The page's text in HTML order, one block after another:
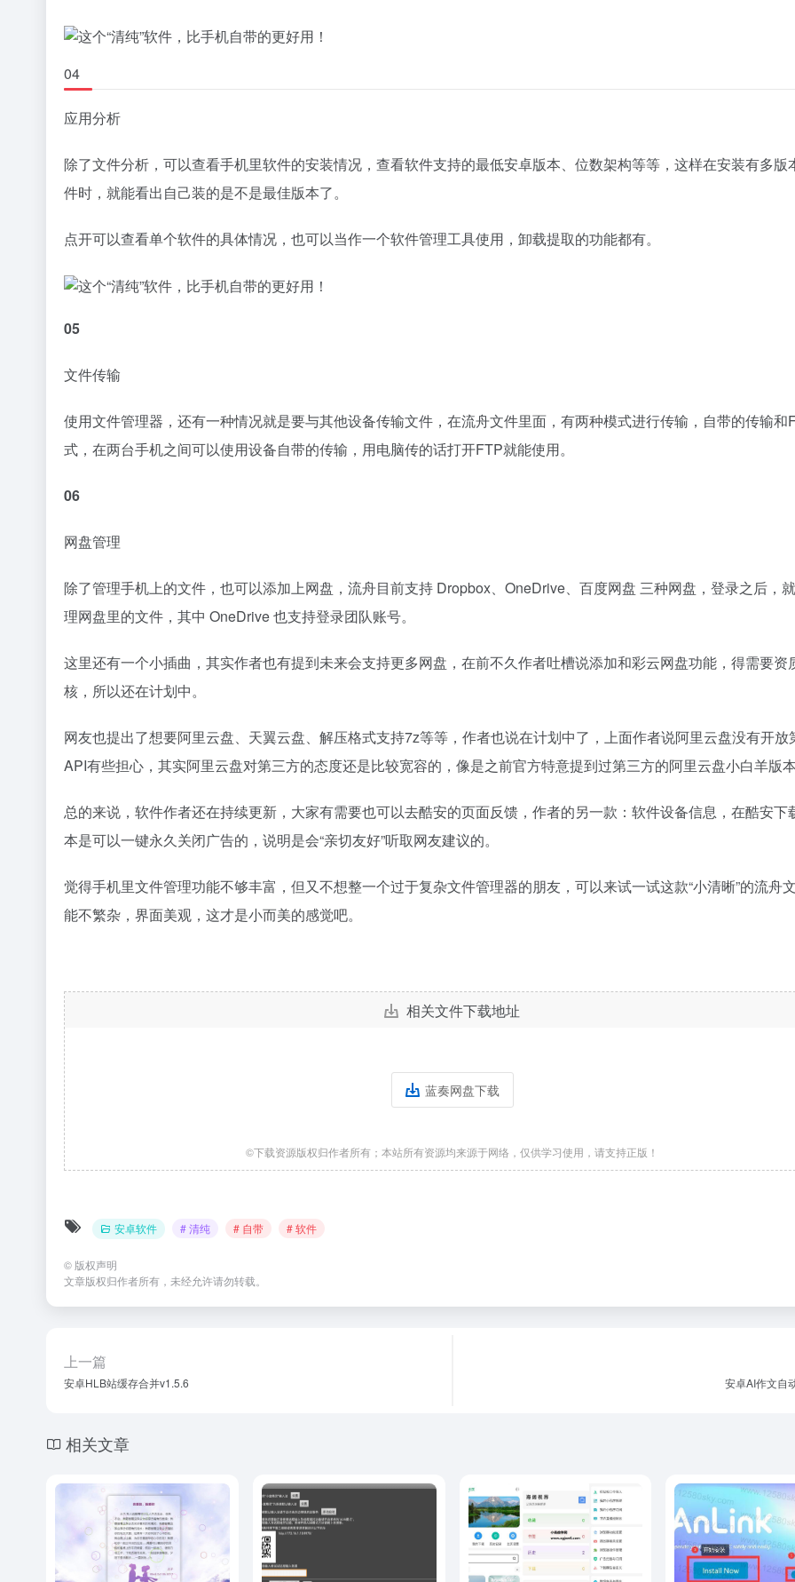
04
应用分析
除了文件分析，可以查看手机里软件的安装情况，查看软件支持的最低安卓版本、位数架构等等，这样在安装有多版
件时，就能看出自己装的是不是最佳版本了。
点开可以查看单个软件的具体情况，也可以当作一个软件管理工具使用，卸载提取的功能都有。
05
文件传输
使用文件管理器，还有一种情况就是要与其他设备传输文件，在流舟文件里面，有两种模式进行传输，自带的传输和
式，在两台手机之间可以使用设备自带的传输，用电脑传的话打开FTP就能使用。
06
网盘管理
除了管理手机上的文件，也可以添加上网盘，流舟目前支持 Dropbox、OneDrive、百度网盘 三种网盘，登录之后，
理网盘里的文件，其中 OneDrive 也支持登录团队账号。
这里还有一个小插曲，其实作者也有提到未来会支持更多网盘，在前不久作者吐槽说添加和彩云网盘功能，得需要资
核，所以还在计划中。
网友也提出了想要阿里云盘、天翼云盘、解压格式支持7z等等，作者也说在计划中了，上面作者说阿里云盘没有开放
API有些担心，其实阿里云盘对第三方的态度还是比较宽容的，像是之前官方特意提到过第三方的阿里云盘小白羊版
总的来说，软件作者还在持续更新，大家有需要也可以去酷安的页面反馈，作者的另一款：软件设备信息，在酷安下
本是可以一键永久关闭广告的，说明是会“亲切友好”听取网友建议的。
觉得手机里文件管理功能不够丰富，但又不想整一个过于复杂文件管理器的朋友，可以来试一试这款“小清晰”的流舟
能不繁杂，界面美观，这才是小而美的感觉吧。
相关文件下载地址
蓝奏网盘下载
©下载资源版权归作者所有；本站所有资源均来源于网络，仅供学习使用，请支持正版！
安卓软件 # 清纯 # 自带 # 软件
© 版权声明
文章版权归作者所有，未经允许请勿转载。
上一篇
安卓HLB站缓存合并v1.5.6 安卓AI作文自
相关文章